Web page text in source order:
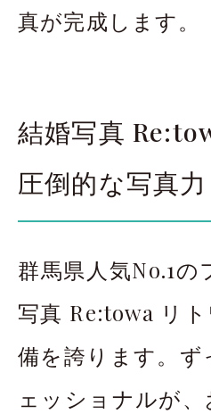
真が完成します。
結婚写真
圧倒的な写真力
群馬県人気No.1
写真 Re:towa リ
備を誇ります。
ェッショナルが